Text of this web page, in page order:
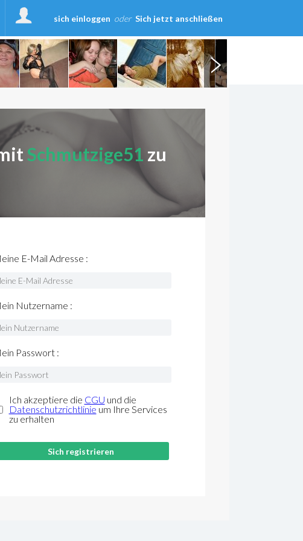
sich einloggen oder Sich jetzt anschließen
Schmutzige51 zu
E-Mail Adresse :
Nutzername :
Passwort :
Ich akzeptiere die CGU und die
Datenschutzrichtlinie um Ihre Services
zu erhalten